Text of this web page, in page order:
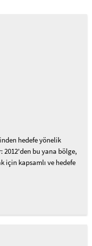
hedefe yönelik
2012'den bu yana bölge,
için kapsamlı ve hedefe